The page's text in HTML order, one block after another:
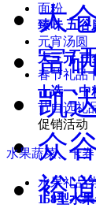
面粉
臻味 五谷
元宵汤圆
大三元 三
春节礼品
十选一 中
节自选礼
促销活动
水果蔬菜、卡券
水果礼品
158型水
大
富
凯
众
裕